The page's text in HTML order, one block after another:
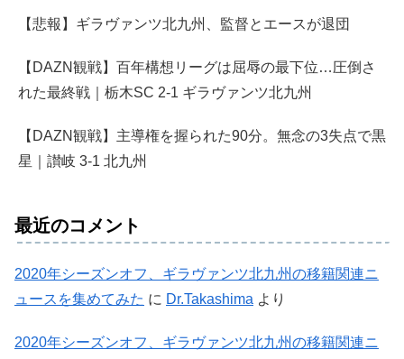
【悲報】ギラヴァンツ北九州、監督とエースが退団
【DAZN観戦】百年構想リーグは屈辱の最下位…圧倒さ
れた最終戦｜栃木SC 2-1 ギラヴァンツ北九州
【DAZN観戦】主導権を握られた90分。無念の3失点で黒
星｜讃岐 3-1 北九州
最近のコメント
2020年シーズンオフ、ギラヴァンツ北九州の移籍関連ニ
ュースを集めてみた に Dr.Takashima より
2020年シーズンオフ、ギラヴァンツ北九州の移籍関連ニ